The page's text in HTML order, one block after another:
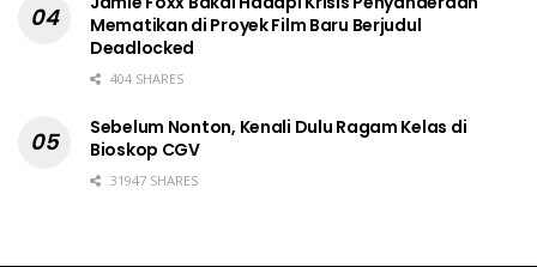
Mematikan di Proyek Film Baru Berjudul
Deadlocked
404 SHARES
Sebelum Nonton, Kenali Dulu Ragam Kelas di
Bioskop CGV
31947 SHARES